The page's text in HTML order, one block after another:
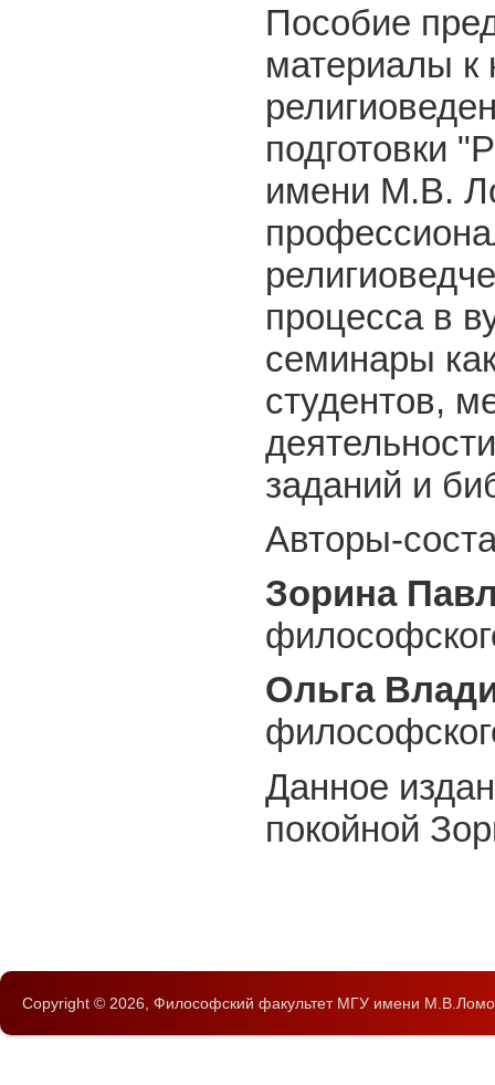
Пособие
материалы к
подготовки
имени М.В.
процесса в
семинары
студентов,
заданий и
Авторы-
Зорина
Ольга
Данное
покойной
Copyright © 2026, Философский факультет МГУ имени